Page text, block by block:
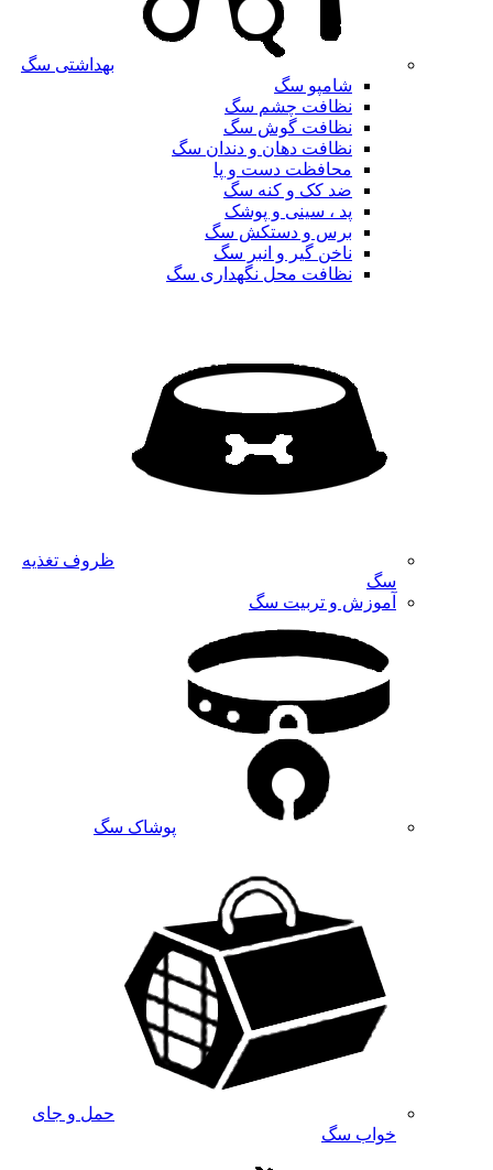
بهداشتی سگ
شامپو سگ
نظافت چشم سگ
نظافت گوش سگ
نظافت دهان و دندان سگ
محافظت دست و پا
ضد کک و کنه سگ
پد ، سینی و پوشک
برس و دستکش سگ
ناخن گیر و انبر سگ
نظافت محل نگهداری سگ
ظروف تغذیه
سگ
آموزش و تربیت سگ
پوشاک سگ
حمل و جای
خواب سگ